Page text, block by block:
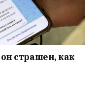
страшен, как